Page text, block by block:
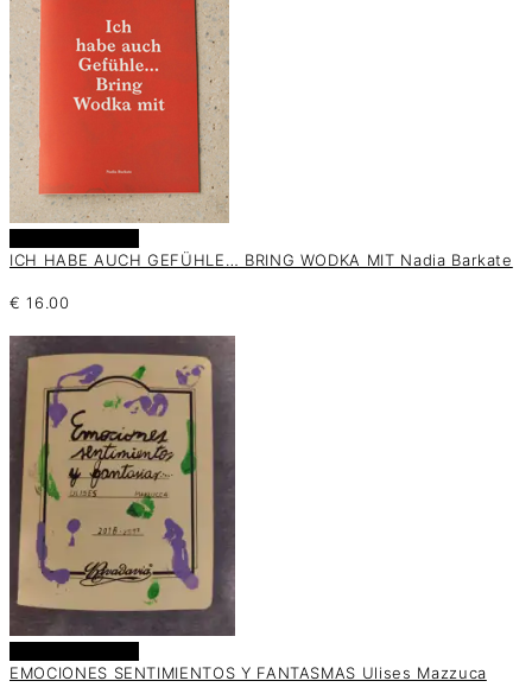
ICH HABE AUCH GEFÜHLE… BRING WODKA MIT Nadia Barkate
€ 16.00
EMOCIONES SENTIMIENTOS Y FANTASMAS Ulises Mazzuca